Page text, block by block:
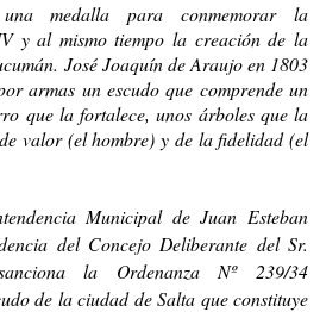
medalla para conmemorar la
y al mismo tiempo la creación de la
José Joaquín de Araujo en 1803
armas un escudo que comprende un
que la fortalece, unos árboles que la
valor (el hombre) y de la fidelidad (el
Municipal de Juan Esteban
del Concejo Deliberante del Sr.
la Ordenanza Nº 239/34
de la ciudad de Salta que constituye